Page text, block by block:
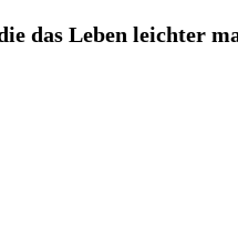
das Leben leichter